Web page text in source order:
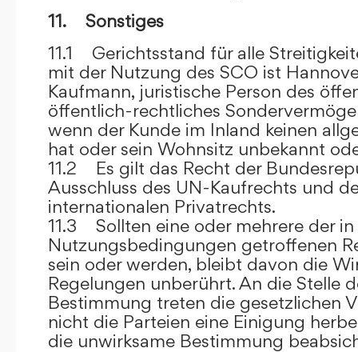
11. Sonstiges
11.1 Gerichtsstand für alle
mit der Nutzung des SCO ist
Kaufmann, juristische Person des
öffentlich-rechtliches
wenn der Kunde im Inland keinen
hat oder sein Wohnsitz unbekannt
11.2 Es gilt das Recht der
Ausschluss des UN-Kaufrechts und
internationalen Privatrechts.
11.3 Sollten eine oder mehrere der in
Nutzungsbedingungen getroffenen
sein oder werden, bleibt davon die
Regelungen unberührt. An die Stelle
Bestimmung treten die gesetzlichen
nicht die Parteien eine Einigung
die unwirksame Bestimmung